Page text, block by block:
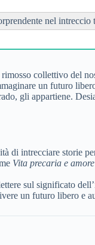
nel
collettivo del
un futuro
gli appartiene.
di intrecciare storie
Vita precaria e
sul significato
un futuro libero e